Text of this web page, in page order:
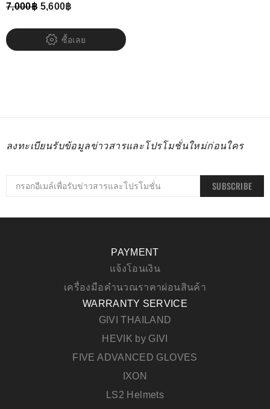
7,000฿ 5,600฿
ซื้อเลย
ลงทะเบียนรับข้อมูลข่าวสารและโปรโมชั่นใหม่ก่อนใคร
SUBSCRIBE
PAYMENT
แจ้งโอนเงิน
เครื่องมือคำนวณราคาผ่อนสินค้า
WARRANTY SERVICE
GIVI THAILAND
HEVIK by GIVI
FIVE ADVANCED GLOVES
IXON
LS2 Helmets